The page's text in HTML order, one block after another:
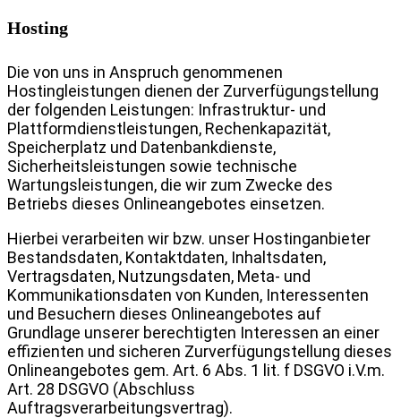
Hosting
Die von uns in Anspruch genommenen
Hostingleistungen dienen der Zurverfügungstellung
der folgenden Leistungen: Infrastruktur- und
Plattformdienstleistungen, Rechenkapazität,
Speicherplatz und Datenbankdienste,
Sicherheitsleistungen sowie technische
Wartungsleistungen, die wir zum Zwecke des
Betriebs dieses Onlineangebotes einsetzen.
Hierbei verarbeiten wir bzw. unser Hostinganbieter
Bestandsdaten, Kontaktdaten, Inhaltsdaten,
Vertragsdaten, Nutzungsdaten, Meta- und
Kommunikationsdaten von Kunden, Interessenten
und Besuchern dieses Onlineangebotes auf
Grundlage unserer berechtigten Interessen an einer
effizienten und sicheren Zurverfügungstellung dieses
Onlineangebotes gem. Art. 6 Abs. 1 lit. f DSGVO i.V.m.
Art. 28 DSGVO (Abschluss
Auftragsverarbeitungsvertrag).